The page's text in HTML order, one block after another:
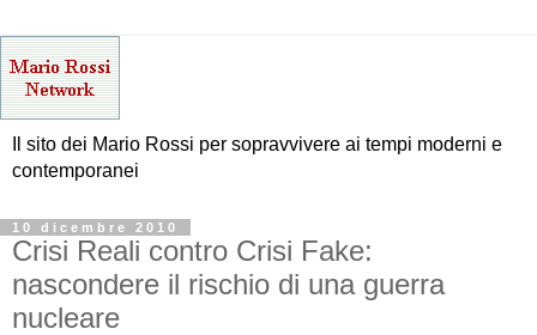
Il sito dei Mario Rossi per sopravvivere ai tempi moderni e
contemporanei
10 dicembre 2010
Crisi Reali contro Crisi Fake:
nascondere il rischio di una guerra
nucleare